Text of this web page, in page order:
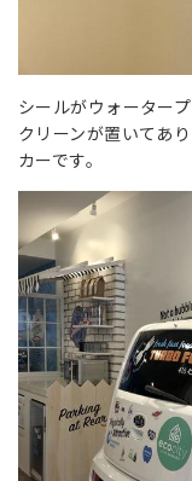
シールがウォーター
クリーンが置いてあ
カーです。